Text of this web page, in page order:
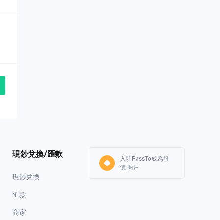
現鈔兌換/匯款
現鈔兌換
匯款
商家
入駐PassTo成為報
價 商戶